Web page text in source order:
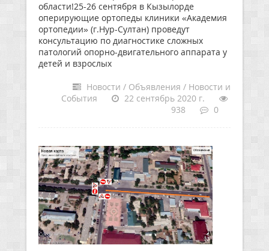
области!25-26 сентября в Кызылорде
оперирующие ортопеды клиники «Академия
ортопедии» (г.Нур-Султан) проведут
консультацию по диагностике сложных
патологий опорно-двигательного аппарата у
детей и взрослых
Новости / Объявления / Новости и
События
22 сентябрь 2020 г.
938
0